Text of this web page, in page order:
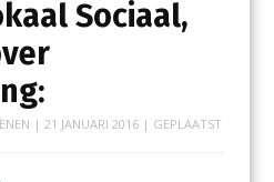
Sociaal,
| 21 JANUARI 2016| GEPLAATST